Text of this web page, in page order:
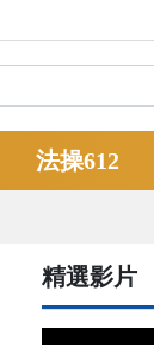
法操612
精選影片